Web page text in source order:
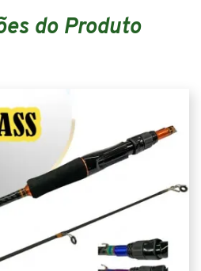
do Produto